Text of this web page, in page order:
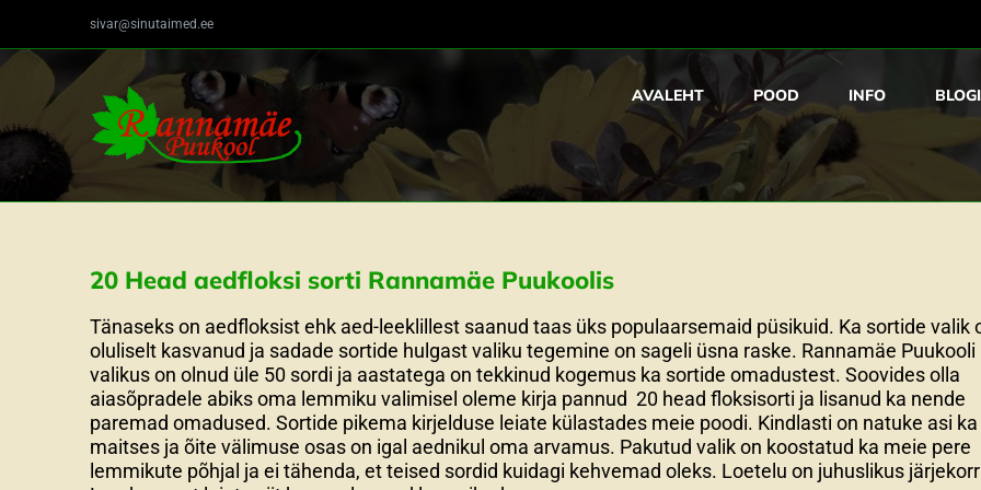
content
sivar@sinutaimed.ee
AVALEHT POOD INFO BLOGI
20 Head aedfloksi sorti Rannamäe Puukoolis
Tänaseks on aedfloksist ehk aed-leeklillest saanud taas üks populaarsemaid püsikuid. Ka sortide valik
oluliselt kasvanud ja sadade sortide hulgast valiku tegemine on sageli üsna raske. Rannamäe Puukooli
valikus on olnud üle 50 sordi ja aastatega on tekkinud kogemus ka sortide omadustest. Soovides olla
aiasõpradele abiks oma lemmiku valimisel oleme kirja pannud 20 head floksisorti ja lisanud ka nende
paremad omadused. Sortide pikema kirjelduse leiate külastades meie poodi. Kindlasti on natuke asi ka
maitses ja õite välimuse osas on igal aednikul oma arvamus. Pakutud valik on koostatud ka meie pere
lemmikute põhjal ja ei tähenda, et teised sordid kuidagi kehvemad oleks. Loetelu on juhuslikus